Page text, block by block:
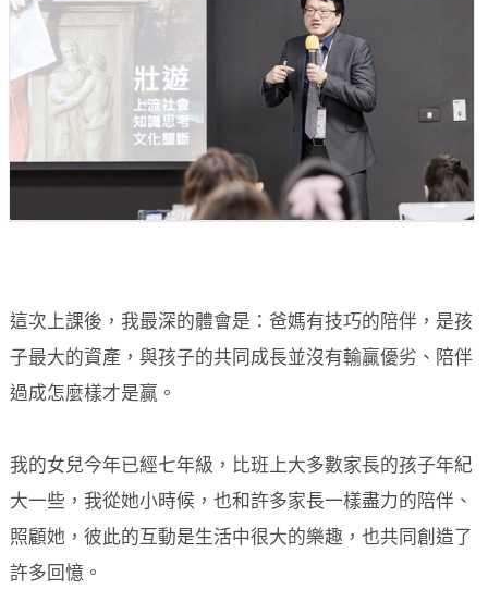
這次上課後，我最深的體會是：爸媽有技巧的陪伴，是孩
子最大的資產，與孩子的共同成長並沒有輸贏優劣、陪伴
過成怎麼樣才是贏。
我的女兒今年已經七年級，比班上大多數家長的孩子年紀
大一些，我從她小時候，也和許多家長一樣盡力的陪伴、
照顧她，彼此的互動是生活中很大的樂趣，也共同創造了
許多回憶。